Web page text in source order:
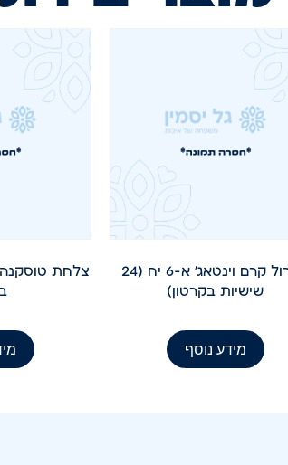
קסרול קרם וינטאג' א-6 יח (24
שישיות בקרטון)
מידע נוסף